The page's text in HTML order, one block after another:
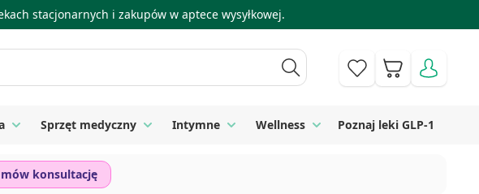
stacjonarnych i zakupów w aptece wysyłkowej.
Koszyk
for Kosmetyki
Toggle submenu for Higiena
Sprzęt medyczny Toggle submenu for Sprzęt medyczny
Intymne Toggle submenu for Intymne
Wellness Toggle submenu for Wellness
Poznaj leki GLP-1
konsultację